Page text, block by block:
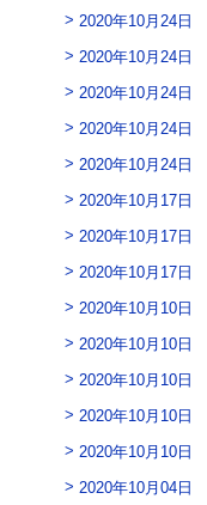
2020年10月24日
2020年10月24日
2020年10月24日
2020年10月24日
2020年10月24日
2020年10月17日
2020年10月17日
2020年10月17日
2020年10月10日
2020年10月10日
2020年10月10日
2020年10月10日
2020年10月10日
2020年10月04日